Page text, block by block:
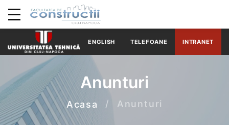
ENGLISH TELEFOANE INTRANET
Anunturi
Acasa Anunturi